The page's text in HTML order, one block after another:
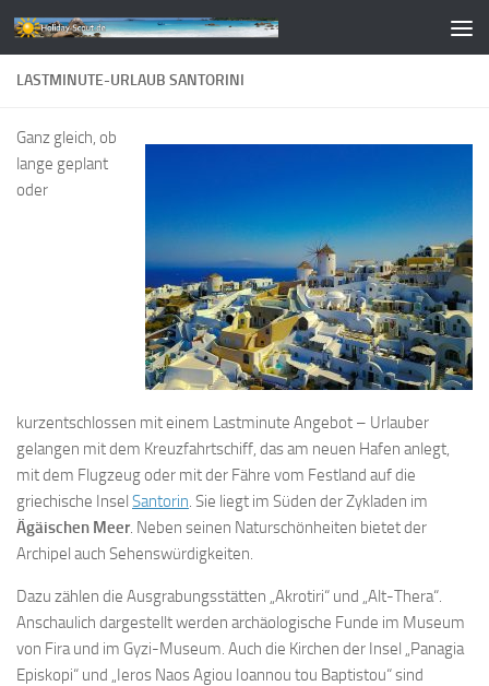
Zum Inhalt springen
LASTMINUTE-URLAUB SANTORINI
Ganz gleich, ob
lange geplant
oder
kurzentschlossen mit einem Lastminute Angebot – Urlauber
gelangen mit dem Kreuzfahrtschiff, das am neuen Hafen anlegt,
mit dem Flugzeug oder mit der Fähre vom Festland auf die
griechische Insel Santorin. Sie liegt im Süden der Zykladen im
Ägäischen Meer. Neben seinen Naturschönheiten bietet der
Archipel auch Sehenswürdigkeiten.
Dazu zählen die Ausgrabungsstätten „Akrotiri“ und „Alt-Thera“.
Anschaulich dargestellt werden archäologische Funde im Museum
von Fira und im Gyzi-Museum. Auch die Kirchen der Insel „Panagia
Episkopi“ und „Ieros Naos Agiou Ioannou tou Baptistou“ sind